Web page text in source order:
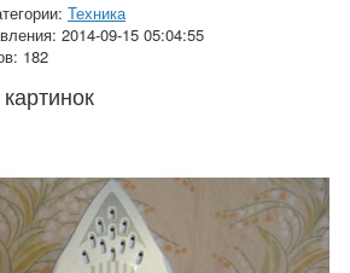
Техника
2014-09-15 05:04:55
182